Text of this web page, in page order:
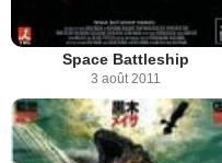
Space Battleship
3 août 2011